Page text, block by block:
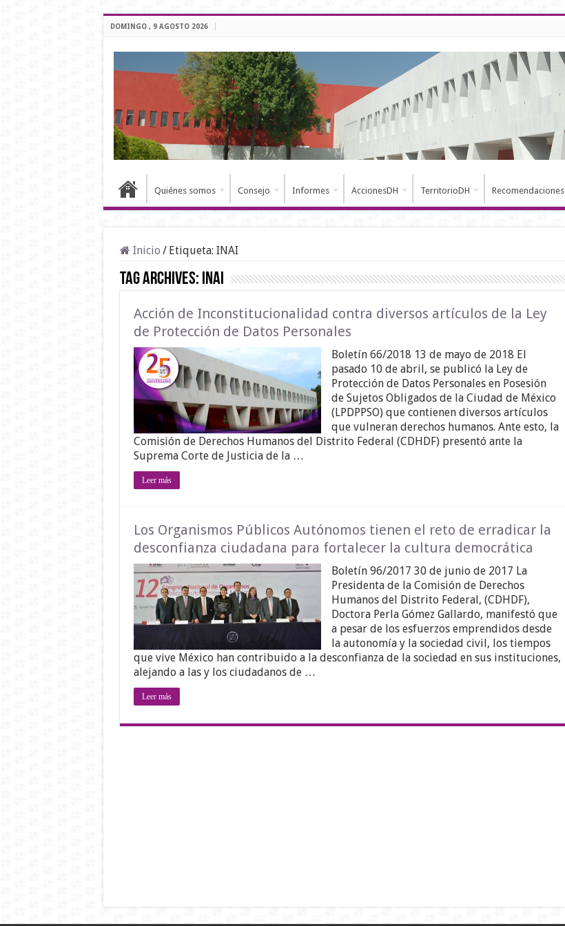
DOMINGO , 9 AGOSTO 2026
Quiénes somos Consejo Informes AccionesDH TerritorioDH Recomendaciones
Inicio / Etiqueta: INAI
Tag Archives: INAI
Acción de Inconstitucionalidad contra diversos artículos de la Ley
de Protección de Datos Personales
Boletín 66/2018 13 de mayo de 2018 El
pasado 10 de abril, se publicó la Ley de
Protección de Datos Personales en Posesión
de Sujetos Obligados de la Ciudad de México
(LPDPPSO) que contienen diversos artículos
que vulneran derechos humanos. Ante esto, la
Comisión de Derechos Humanos del Distrito Federal (CDHDF) presentó ante la
Suprema Corte de Justicia de la …
Leer más
Los Organismos Públicos Autónomos tienen el reto de erradicar la
desconfianza ciudadana para fortalecer la cultura democrática
Boletín 96/2017 30 de junio de 2017 La
Presidenta de la Comisión de Derechos
Humanos del Distrito Federal, (CDHDF),
Doctora Perla Gómez Gallardo, manifestó que
a pesar de los esfuerzos emprendidos desde
la autonomía y la sociedad civil, los tiempos
que vive México han contribuido a la desconfianza de la sociedad en sus instituciones,
alejando a las y los ciudadanos de …
Leer más